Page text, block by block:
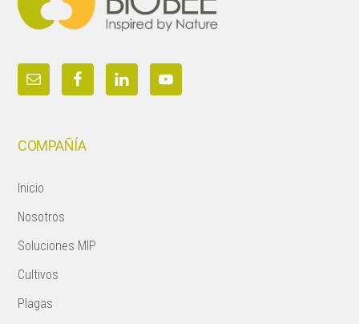
COMPAÑÍA
Inicio
Nosotros
Soluciones MIP
Cultivos
Plagas